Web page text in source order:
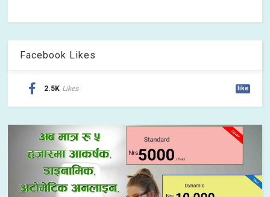
Facebook Likes
2.5K Likes like